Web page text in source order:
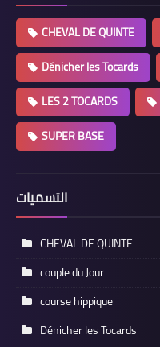
CHEVAL DE QUINTE
Dénicher les Tocards
LES 2 TOCARDS
SUPER BASE
التسميات
CHEVAL DE QUINTE
couple du Jour
course hippique
Dénicher les Tocards